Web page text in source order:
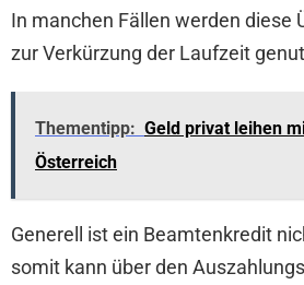
In manchen Fällen werden diese
zur Verkürzung der Laufzeit
Thementipp: Geld privat leihen
Österreich
Generell ist ein Beamtenkredit
somit kann über den